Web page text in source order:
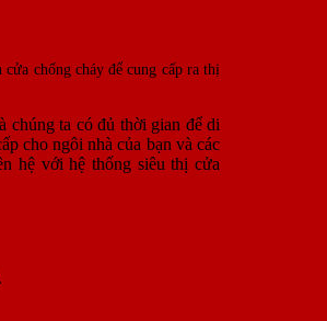
chống cháy để cung cấp ra thị
chúng ta có đủ thời gian để di
cho ngôi nhà của bạn và các
hệ với hệ thống siêu thị cửa